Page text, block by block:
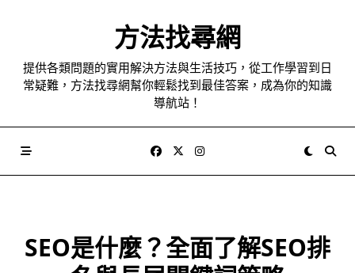
方法找尋網
提供各類問題的實用解決方法與生活技巧，從工作學習到日
常疑難，方法找尋網幫你輕鬆找到最佳答案，成為你的知識
導航站！
SEO是什麼？全面了解SEO排